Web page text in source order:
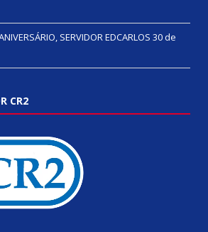
SERVIDOR EDCARLOS 30 de
CR2